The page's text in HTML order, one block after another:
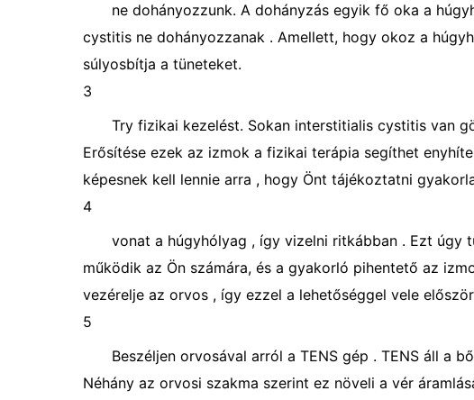
ne dohányozzunk. A dohányzás egyik fő oka a
cystitis ne dohányozzanak . Amellett, hogy okoz a
súlyosbítja a tüneteket.
3
Try fizikai kezelést. Sokan interstitialis cystitis van
Erősítése ezek az izmok a fizikai terápia segíthet
képesnek kell lennie arra , hogy Önt tájékoztatni
4
vonat a húgyhólyag , így vizelni ritkábban . Ezt úgy
működik az Ön számára, és a gyakorló pihentető az
vezérelje az orvos , így ezzel a lehetőséggel vele
5
Beszéljen orvosával arról a TENS gép . TENS áll a
Néhány az orvosi szakma szerint ez növeli a vér